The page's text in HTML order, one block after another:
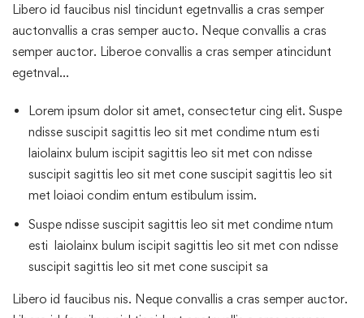
Libero id faucibus nisl tincidunt egetnvallis a cras semper
auctonvallis a cras semper aucto. Neque convallis a cras
semper auctor. Liberoe convallis a cras semper atincidunt
egetnval…
Lorem ipsum dolor sit amet, consectetur cing elit. Suspe
ndisse suscipit sagittis leo sit met condime ntum esti
laiolainx bulum iscipit sagittis leo sit met con ndisse
suscipit sagittis leo sit met cone suscipit sagittis leo sit
met loiaoi condim entum estibulum issim.
Suspe ndisse suscipit sagittis leo sit met condime ntum
esti laiolainx bulum iscipit sagittis leo sit met con ndisse
suscipit sagittis leo sit met cone suscipit sa
Libero id faucibus nis. Neque convallis a cras semper auctor.